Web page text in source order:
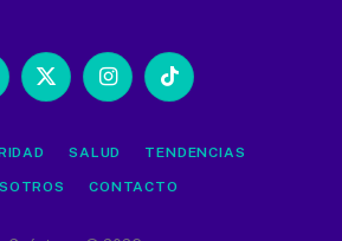
X
InstagramTikTok
SALUD TENDENCIAS
CONTACTO